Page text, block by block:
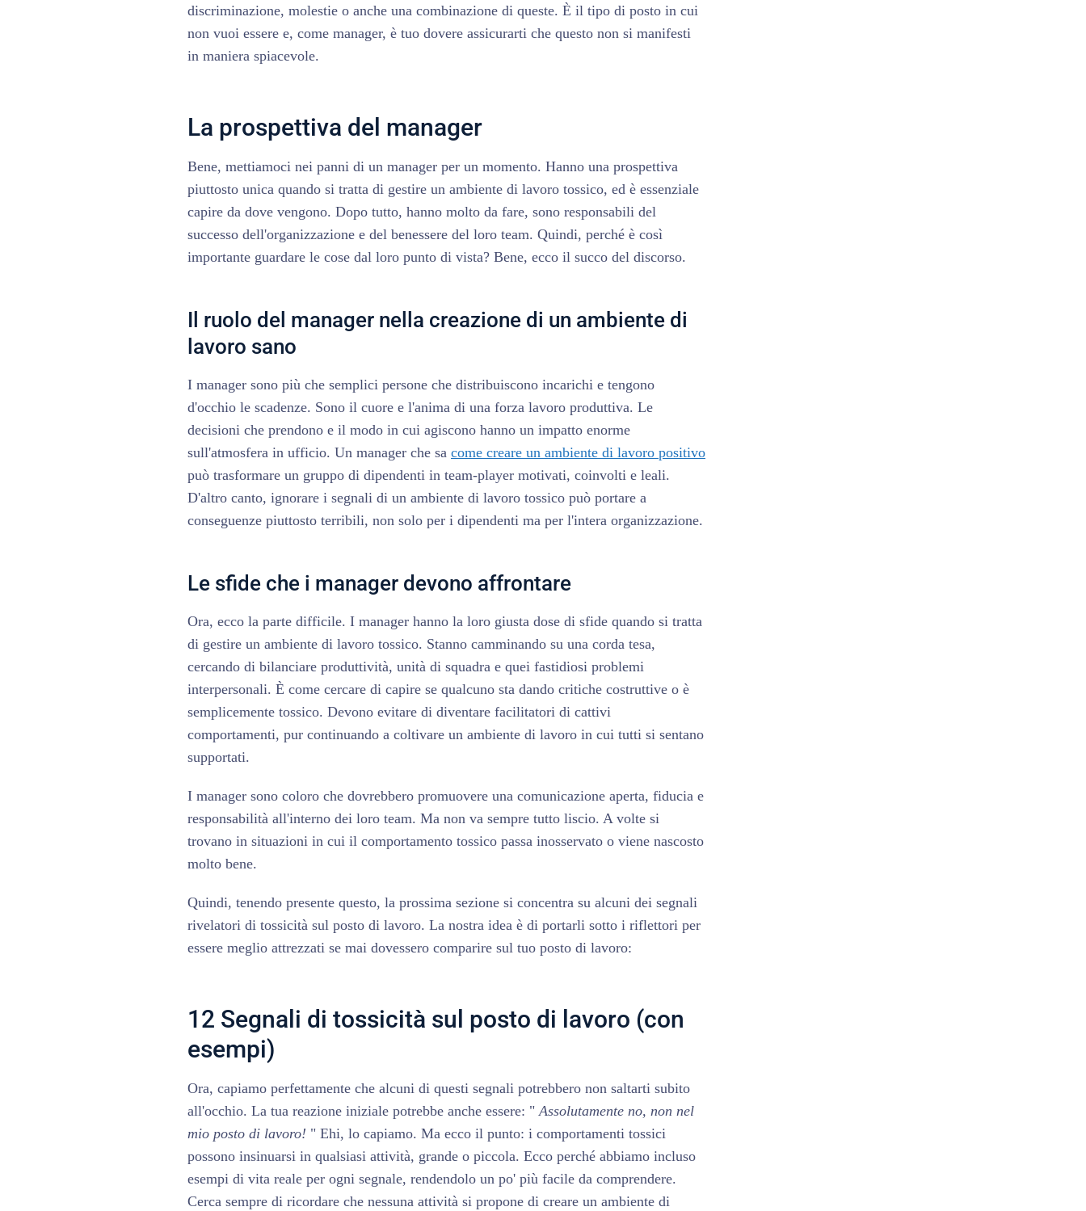
discriminazione, molestie o anche una combinazione di queste. È il tipo di posto in cui
non vuoi essere e, come manager, è tuo dovere assicurarti che questo non si manifesti
in maniera spiacevole.
La prospettiva del manager
Bene, mettiamoci nei panni di un manager per un momento. Hanno una prospettiva
piuttosto unica quando si tratta di gestire un ambiente di lavoro tossico, ed è essenziale
capire da dove vengono. Dopo tutto, hanno molto da fare, sono responsabili del
successo dell'organizzazione e del benessere del loro team. Quindi, perché è così
importante guardare le cose dal loro punto di vista? Bene, ecco il succo del discorso.
Il ruolo del manager nella creazione di un ambiente di
lavoro sano
I manager sono più che semplici persone che distribuiscono incarichi e tengono
d'occhio le scadenze. Sono il cuore e l'anima di una forza lavoro produttiva. Le
decisioni che prendono e il modo in cui agiscono hanno un impatto enorme
sull'atmosfera in ufficio. Un manager che sa come creare un ambiente di lavoro positivo
può trasformare un gruppo di dipendenti in team-player motivati, coinvolti e leali.
D'altro canto, ignorare i segnali di un ambiente di lavoro tossico può portare a
conseguenze piuttosto terribili, non solo per i dipendenti ma per l'intera organizzazione.
Le sfide che i manager devono affrontare
Ora, ecco la parte difficile. I manager hanno la loro giusta dose di sfide quando si tratta
di gestire un ambiente di lavoro tossico. Stanno camminando su una corda tesa,
cercando di bilanciare produttività, unità di squadra e quei fastidiosi problemi
interpersonali. È come cercare di capire se qualcuno sta dando critiche costruttive o è
semplicemente tossico. Devono evitare di diventare facilitatori di cattivi
comportamenti, pur continuando a coltivare un ambiente di lavoro in cui tutti si sentano
supportati.
I manager sono coloro che dovrebbero promuovere una comunicazione aperta, fiducia e
responsabilità all'interno dei loro team. Ma non va sempre tutto liscio. A volte si
trovano in situazioni in cui il comportamento tossico passa inosservato o viene nascosto
molto bene.
Quindi, tenendo presente questo, la prossima sezione si concentra su alcuni dei segnali
rivelatori di tossicità sul posto di lavoro. La nostra idea è di portarli sotto i riflettori per
essere meglio attrezzati se mai dovessero comparire sul tuo posto di lavoro:
12 Segnali di tossicità sul posto di lavoro (con
esempi)
Ora, capiamo perfettamente che alcuni di questi segnali potrebbero non saltarti subito
all'occhio. La tua reazione iniziale potrebbe anche essere: "Assolutamente no, non nel
mio posto di lavoro! " Ehi, lo capiamo. Ma ecco il punto: i comportamenti tossici
possono insinuarsi in qualsiasi attività, grande o piccola. Ecco perché abbiamo incluso
esempi di vita reale per ogni segnale, rendendolo un po' più facile da comprendere.
Cerca sempre di ricordare che nessuna attività si propone di creare un ambiente di